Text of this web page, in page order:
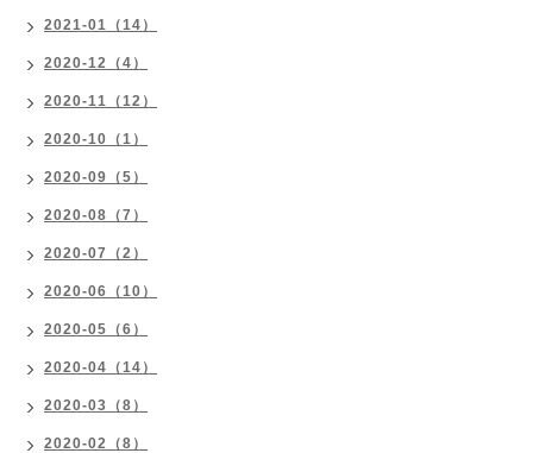
2021-01（14）
2020-12（4）
2020-11（12）
2020-10（1）
2020-09（5）
2020-08（7）
2020-07（2）
2020-06（10）
2020-05（6）
2020-04（14）
2020-03（8）
2020-02（8）